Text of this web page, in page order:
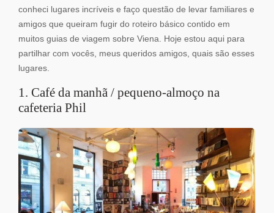
conheci lugares incríveis e faço questão de levar familiares e
amigos que queiram fugir do roteiro básico contido em
muitos guias de viagem sobre Viena. Hoje estou aqui para
partilhar com vocês, meus queridos amigos, quais são esses
lugares.
1. Café da manhã / pequeno-almoço na
cafeteria Phil